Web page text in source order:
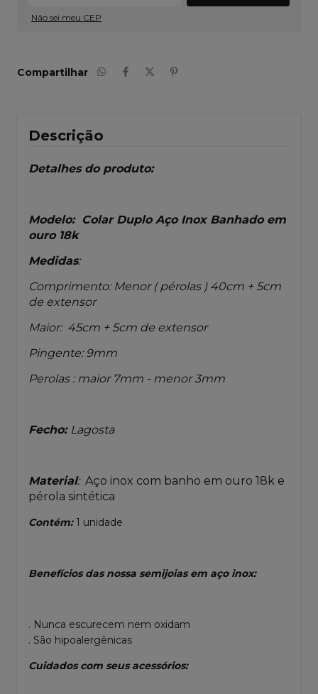
Não sei meu CEP
Compartilhar
Descrição
Detalhes do produto:
Modelo: Colar Duplo Aço Inox Banhado em
ouro 18k
Medidas:
Comprimento: Menor ( pérolas ) 40cm + 5cm
de extensor
Maior: 45cm + 5cm de extensor
Pingente: 9mm
Perolas : maior 7mm - menor 3mm
Fecho: Lagosta
Material:Aço inox com banho em ouro 18k e
pérola sintética
Contém:1 unidade
Benefícios das nossa semijoias em aço inox:
. Nunca escurecem nem oxidam
. São hipoalergênicas
Cuidados com seus acessórios: